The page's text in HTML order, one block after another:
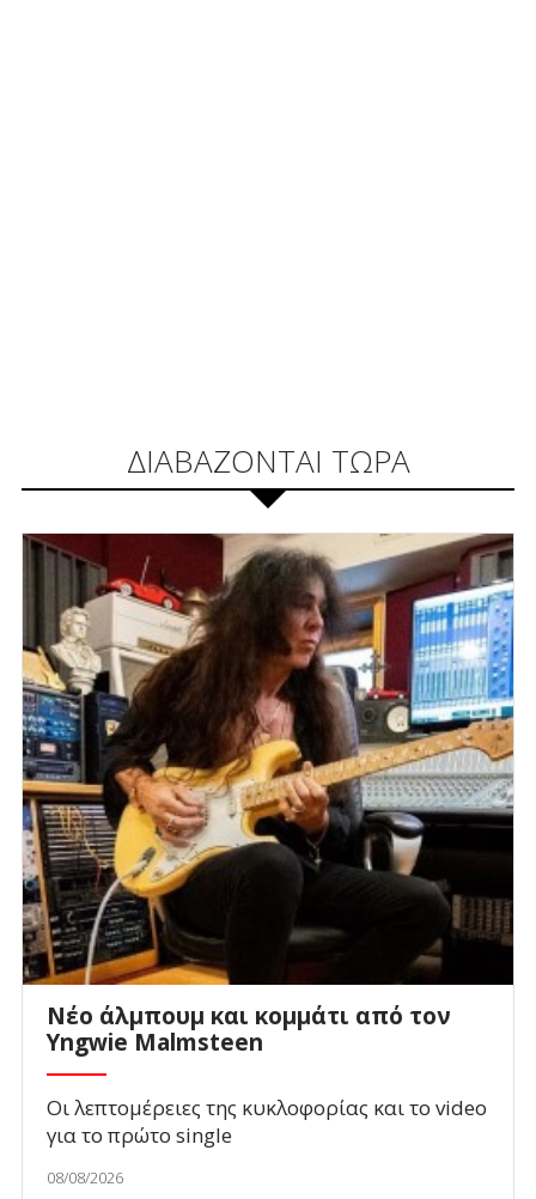
ΔΙΑΒΑΖΟΝΤΑΙ ΤΩΡΑ
Νέο άλμπουμ και κομμάτι από τον
Yngwie Malmsteen
Οι λεπτομέρειες της κυκλοφορίας και το video
για το πρώτο single
08/08/2026